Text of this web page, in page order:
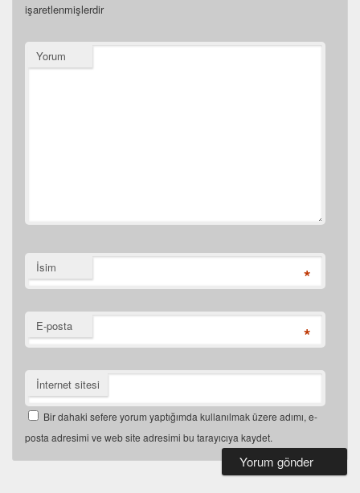
işaretlenmişlerdir
Yorum
İsim *
E-posta *
İnternet sitesi
Bir dahaki sefere yorum yaptığımda kullanılmak üzere adımı, e-
posta adresimi ve web site adresimi bu tarayıcıya kaydet.